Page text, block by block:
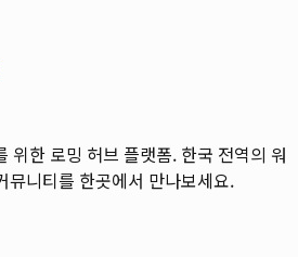
위한 로밍 허브 플랫폼. 한국 전역의 워
뮤니티를 한곳에서 만나보세요.